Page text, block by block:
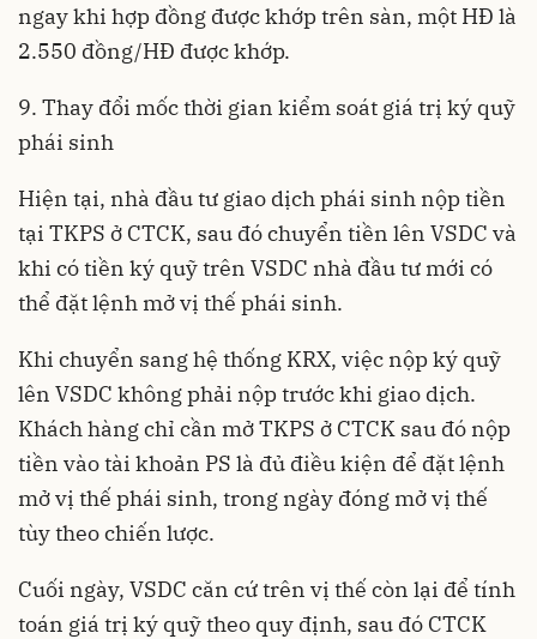
ngay khi hợp đồng được khớp trên sàn, một HĐ là
2.550 đồng/HĐ được khớp.
9. Thay đổi mốc thời gian kiểm soát giá trị ký quỹ
phái sinh
Hiện tại, nhà đầu tư giao dịch phái sinh nộp tiền
tại TKPS ở CTCK, sau đó chuyển tiền lên VSDC và
khi có tiền ký quỹ trên VSDC nhà đầu tư mới có
thể đặt lệnh mở vị thế phái sinh.
Khi chuyển sang hệ thống KRX, việc nộp ký quỹ
lên VSDC không phải nộp trước khi giao dịch.
Khách hàng chỉ cần mở TKPS ở CTCK sau đó nộp
tiền vào tài khoản PS là đủ điều kiện để đặt lệnh
mở vị thế phái sinh, trong ngày đóng mở vị thế
tùy theo chiến lược.
Cuối ngày, VSDC căn cứ trên vị thế còn lại để tính
toán giá trị ký quỹ theo quy định, sau đó CTCK